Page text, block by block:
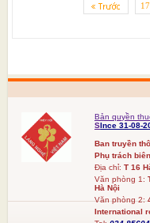
17
Bản quyền
SInce 31-08-
Ban truyền
Phụ trách
Địa chỉ: T 16
Văn phòng 1:
Hà Nội
Văn phòng 2:
International